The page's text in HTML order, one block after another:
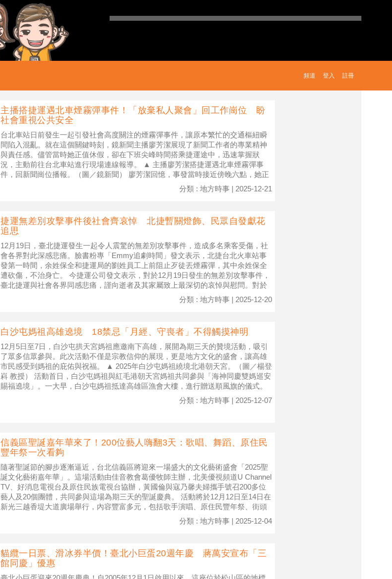
註冊
登入
頻道
主播搭捷運遇北車煙霧彈事件！「放棄私人聚會」回工作崗位 盼
社會重視公共安全
台北車站日前發生一起引發社會高度關注的煙霧彈事件，讓原本繁忙的交通樞紐瞬
間陷入混亂。就在這個關鍵時刻，鏡新聞主播廖芳潔展現了新聞工作者的專業精神
與責任感。儘管當時她正值休假，卻在下班尖峰時間搭乘捷運途中，迅速掌握狀
況，主動前往台北車站進行現場連線報導。 ▲ 主播廖芳潔搭捷運遇北車煙霧彈事
件，回新聞崗位播報。（圖／鏡新聞） 廖芳潔回憶，事發當時接近傍晚六點，她正
分類 : 地方時事 | 2025-12-21
捷運無差別攻擊事件後社會齊哀悼 北捷暫關燈飾、民眾自發獻花
追思
12月19日，臺北捷運發生一起令人震驚的無差別攻擊事件，造成多名乘客受傷，社
會各界對此深感悲痛。臉書粉專「Emmy追劇時間」發文表示，北捷台北火車站事
發第一時間，余姓保全和捷運局的劉姓員工上前阻止歹徒丟煙霧彈，其中余姓保全
遭砍傷，不治身亡。 今捷運公司發文表示，對於12月19日發生的無差別攻擊事件，
臺北捷運與社會各界同感悲痛，謹向逝者及其家屬致上最深切的哀悼與慰問。對於
分類 : 地方時事 | 2025-12-20
白沙屯媽祖高雄遶境 18禁忌「月經、守喪者」不得觸摸神明
12月5日至7日，白沙屯拱天宮媽祖應邀南下高雄，展開為期三天的贊境活動，吸引
了眾多信眾參與。此次活動不僅是宗教信仰的展現，更是地方文化的盛會，讓高雄
市民感受到媽祖的庇佑與祝福。 ▲ 2025年白沙屯媽祖繞境北港朝天宮。（圖／楊登
嵙 教授） 活動首日，白沙屯媽祖與紅毛港朝天宮媽祖共同參與「海神同慶雙媽巡安
賜福遶境」。一大早，白沙屯媽祖抵達高雄區漁會大樓，進行贈送順風旗的儀式。
分類 : 地方時事 | 2025-12-07
信義區聖誕嘉年華來了！200位藝人嗨翻3天：歌唱、舞蹈、原住民
豐年祭一次看夠
隨著聖誕節的腳步逐漸逼近，台北信義區將迎來一場盛大的文化藝術盛會「2025聖
誕文化藝術嘉年華」。這場活動由佳音教會葛優牧師主辦，北美優視頻道U Channel
TV、好消息電視台及原住民族電視台協辦，黃國倫與寇乃馨夫婦攜手號召200多位
藝人及20個團體，共同參與這場為期三天的聖誕慶典。 活動將於12月12日至14日在
新光三越香堤大道廣場舉行，內容豐富多元，包括歌手演唱、原住民豐年祭、街頭
分類 : 地方時事 | 2025-12-04
貓纜一日票、滑冰券半價！臺北小巨蛋20週年慶 蔣萬安宣布「三
館同慶」優惠